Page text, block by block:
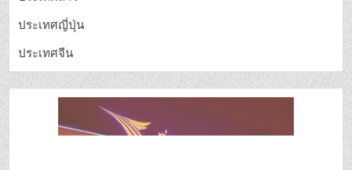
ประเทศญี่ปุ่น
ประเทศจีน